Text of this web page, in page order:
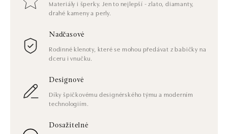
Materiály i šperky. Jen to nejlepší - zlato, diamanty,
drahé kameny a perly.
Nadčasové
Rodinné klenoty, které se mohou předávat z babičky na
dceru i vnučku.
Designové
Díky špičkovému designérského týmu a moderním
technologiím.
Dosažitelné